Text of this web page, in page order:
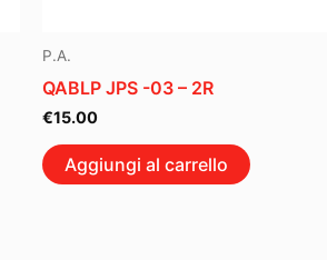
P.A.
QABLP JPS -03 – 2R
€15.00
Aggiungi al carrello